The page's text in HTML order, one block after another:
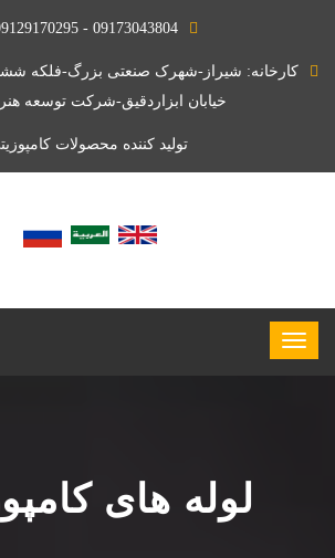
09173043804 - 09129170295
کارخانه: شیراز-شهرک صنعتی بزرگ-فلکه ششم
خیابان ابزاردقیق-شرکت توسعه
تولید کننده محصولات
لوله های